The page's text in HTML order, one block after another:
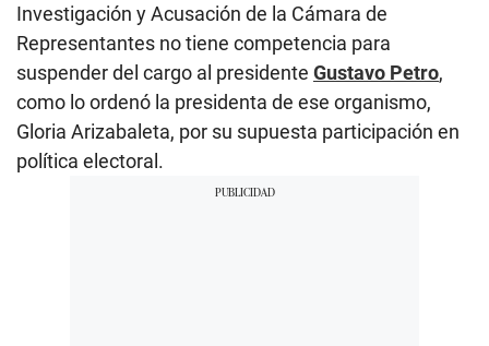
Investigación y Acusación de la Cámara de
Representantes no tiene competencia para
suspender del cargo al presidente Gustavo Petro,
como lo ordenó la presidenta de ese organismo,
Gloria Arizabaleta, por su supuesta participación en
política electoral.